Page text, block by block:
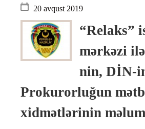
20 avqust 2019
“Relaks”
mərkəzi
nin, DİN-
Prokurorluğun
xidmətlərinin